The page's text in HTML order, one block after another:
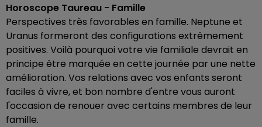
Horoscope Taureau - Famille
Perspectives très favorables en famille. Neptune et
Uranus formeront des configurations extrêmement
positives. Voilà pourquoi votre vie familiale devrait en
principe être marquée en cette journée par une nette
amélioration. Vos relations avec vos enfants seront
faciles à vivre, et bon nombre d'entre vous auront
l'occasion de renouer avec certains membres de leur
famille.